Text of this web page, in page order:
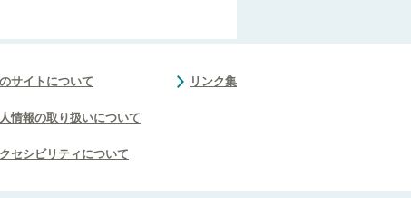
サイトについて
情報の取り扱いについて
セシビリティについて
リンク集